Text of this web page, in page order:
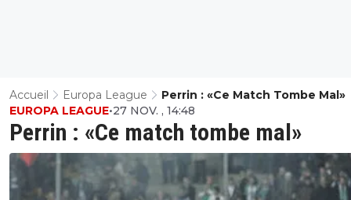
Accueil Europa League Perrin : «Ce Match Tombe Mal»
Perrin : «Ce match tombe mal»
EUROPA LEAGUE•27 NOV. , 14:48